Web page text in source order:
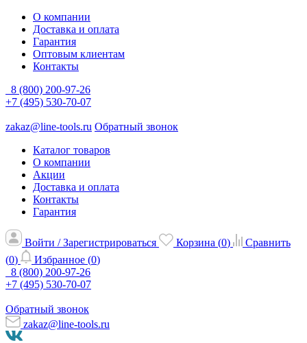
О компании
Доставка и оплата
Гарантия
Оптовым клиентам
Контакты
8 (800) 200-97-26
+7 (495) 530-70-07
zakaz@line-tools.ru Обратный звонок
Каталог товаров
О компании
Акции
Доставка и оплата
Контакты
Гарантия
Войти / Зарегистрироваться Корзина (0)
Сравнить
(0) Избранное (0)
8 (800) 200-97-26
+7 (495) 530-70-07
Обратный звонок
zakaz@line-tools.ru